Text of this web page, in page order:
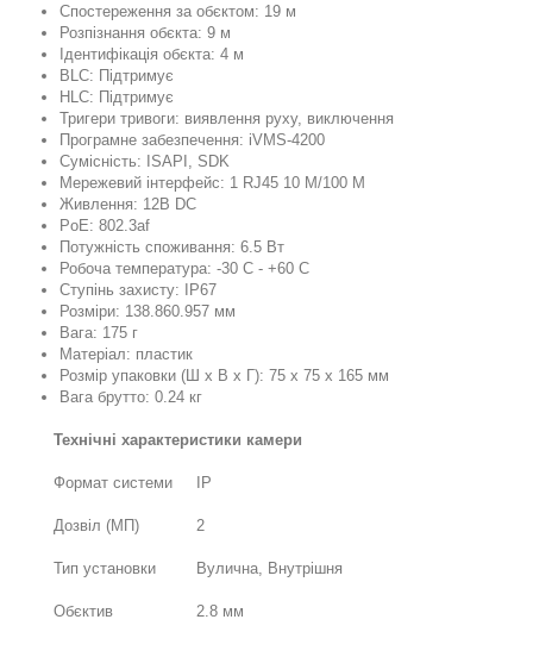
Спостереження за обєктом: 19 м
Розпізнання обєкта: 9 м
Ідентифікація обєкта: 4 м
BLC: Підтримує
HLC: Підтримує
Тригери тривоги: виявлення руху, виключення
Програмне забезпечення: iVMS-4200
Сумісність: ISAPI, SDK
Мережевий інтерфейс: 1 RJ45 10 M/100 M
Живлення: 12В DC
PoE: 802.3af
Потужність споживання: 6.5 Вт
Робоча температура: -30 C - +60 C
Ступінь захисту: IP67
Розміри: 138.860.957 мм
Вага: 175 г
Матеріал: пластик
Розмір упаковки (Ш х В х Г): 75 x 75 x 165 мм
Вага брутто: 0.24 кг
Технічні характеристики камери
Формат системи IP
Дозвіл (МП) 2
Тип установки Вулична, Внутрішня
Обєктив 2.8 мм